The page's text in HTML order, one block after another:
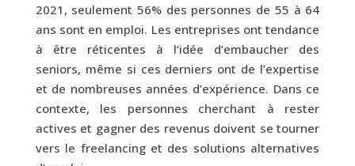
2021, seulement 56% des personnes de 55 à 64
ans sont en emploi. Les entreprises ont tendance
à être réticentes à l’idée d’embaucher des
seniors, même si ces derniers ont de l’expertise
et de nombreuses années d’expérience. Dans ce
contexte, les personnes cherchant à rester
actives et gagner des revenus doivent se tourner
vers le freelancing et des solutions alternatives